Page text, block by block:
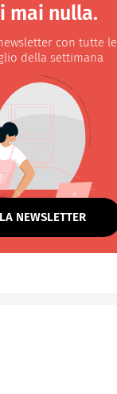
mai nulla.
con tutte le
della settimana
NEWSLETTER